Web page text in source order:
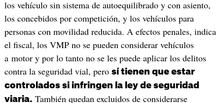
los vehículo sin sistema de autoequilibrado y con asiento,
los concebidos por competición, y los vehículos para
personas con movilidad reducida. A efectos penales, indica
el fiscal, los VMP no se pueden considerar vehículos
a motor y por lo tanto no se les puede aplicar los delitos
contra la seguridad vial, pero sí tienen que estar
controlados si infringen la ley de seguridad
viaria. También quedan excluidos de considerarse